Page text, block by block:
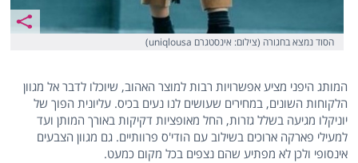
הסוד נמצא בחגורה (צילום: אינסטגרם uniqlousa)
המותג היפני מציע אפשרויות רבות למוצר האהוב, שיוכלו לדבר אל מגוון
הלקוחות השונים, במחירים שעושים לנו נעים בכיס. עליונית הפוך של
יוניקלו מגיעה בשלל גזרות, החל מאופציות דקיקות באורך המותן ועד
למעילי פארקה ארוכים בשילוב עם הודי'ס פרוותיים. גם מגוון הצבעים
אינסופי ולכן לא מפתיע שהם נצפים בכל מקום כמעט.